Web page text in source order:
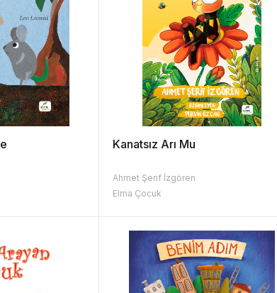
Kanatsız Arı Mu
Ahmet Şerif İzgören
Elma Çocuk